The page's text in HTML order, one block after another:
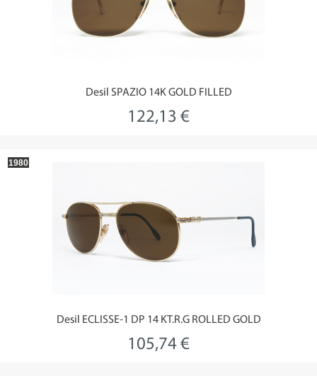
Desil SPAZIO 14K GOLD FILLED
122,13 €
Desil ECLISSE-1 DP 14 KT.R.G ROLLED GOLD
105,74 €
1980